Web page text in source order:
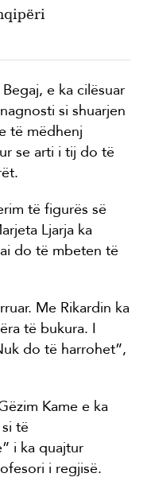
e ka cilësuar
si shuarjen
të mëdhenj
se arti i tij do të
të figurës së
Ljarja ka
do të mbeten të
Me Rikardin ka
të bukura. I
do të harrohet”,
Kame e ka
të
i ka quajtur
i regjisë.